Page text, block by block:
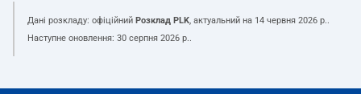
Дані розкладу: офіційний Розклад PLK, актуальний на 14 червня 2026 р..
Наступне оновлення: 30 серпня 2026 р..